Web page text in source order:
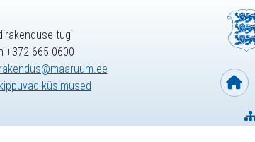
tugi
+372 665 0600
küsimused